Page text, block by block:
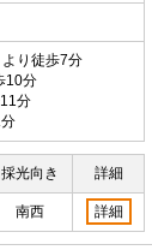
り徒歩7分
10分
分
採光向き 詳細
南西 詳細